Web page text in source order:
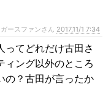
ースファンさん 2017,11/1 7:34
ってどれだけ古田さ
ィング以外のところ
の？古田が言ったか